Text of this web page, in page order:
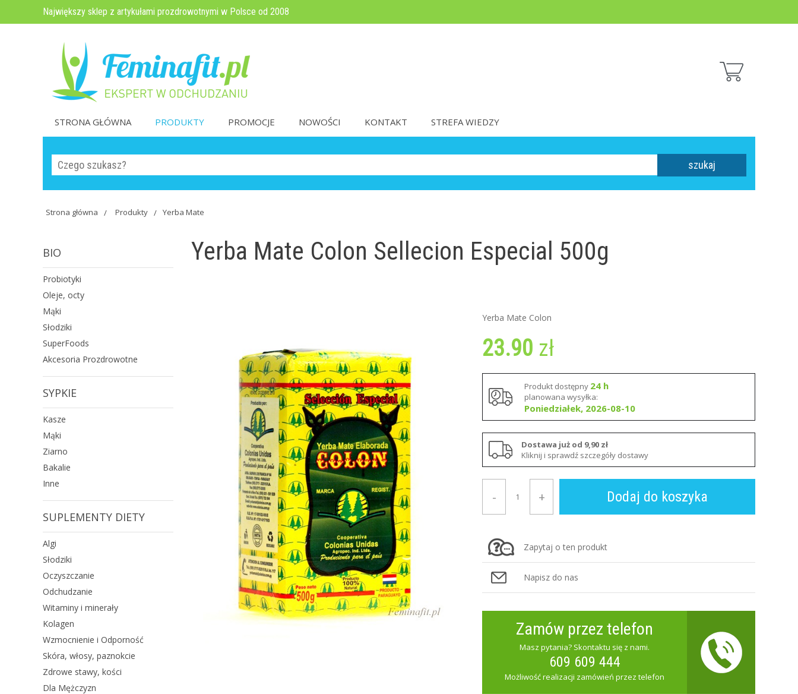
Największy sklep z artykułami prozdrowotnymi w Polsce od 2008
STRONA GŁÓWNA PRODUKTY PROMOCJE NOWOŚCI KONTAKT STREFA WIEDZY
szukaj
Strona główna Produkty Yerba Mate
BIO
Probiotyki
Oleje, octy
Mąki
Słodziki
SuperFoods
Akcesoria Prozdrowotne
SYPKIE
Kasze
Mąki
Ziarno
Bakalie
Inne
SUPLEMENTY DIETY
Algi
Słodziki
Oczyszczanie
Odchudzanie
Witaminy i minerały
Kolagen
Wzmocnienie i Odporność
Skóra, włosy, paznokcie
Zdrowe stawy, kości
Dla Mężczyzn
Yerba Mate Colon Sellecion Especial 500g
Yerba Mate Colon
23.90 zł
Produkt dostępny 24 h
planowana wysyłka:
Poniedziałek, 2026-08-10
Dostawa już od 9,90 zł
Kliknij i sprawdź szczegóły dostawy
+
- Dodaj do koszyka
Zapytaj o ten produkt
Napisz do nas
Zamów przez telefon
Masz pytania? Skontaktu się z nami.
609 609 444
Możliwość realizacji zamówień przez telefon